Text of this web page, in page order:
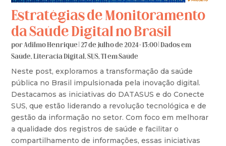
Estratégias de Monitoramento
da Saúde Digital no Brasil
porAdilmo Henrique|27 de julho de 2024 - 13:00|Dados em
Saúde,Literacia Digital,SUS,TI em Saúde
Neste post, exploramos a transformação da saúde
pública no Brasil impulsionada pela inovação digital.
Destacamos as iniciativas do DATASUS e do Conecte
SUS, que estão liderando a revolução tecnológica e de
gestão da informação no setor. Com foco em melhorar
a qualidade dos registros de saúde e facilitar o
compartilhamento de informações, essas iniciativas